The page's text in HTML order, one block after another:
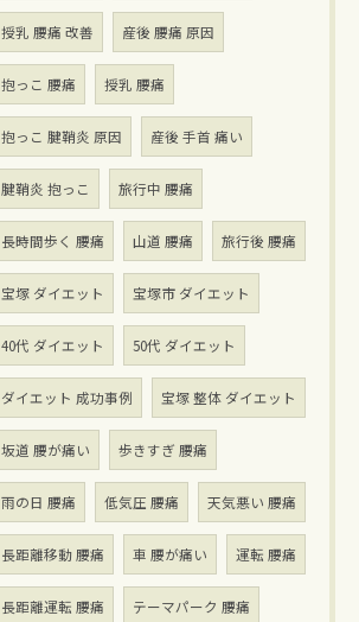
授乳 腰痛 改善 産後 腰痛 原因
抱っこ 腰痛 授乳 腰痛
抱っこ 腱鞘炎 原因 産後 手首 痛い
腱鞘炎 抱っこ 旅行中 腰痛
長時間歩く 腰痛 山道 腰痛 旅行後 腰痛
宝塚 ダイエット 宝塚市 ダイエット
40代 ダイエット 50代 ダイエット
ダイエット 成功事例 宝塚 整体 ダイエット
坂道 腰が痛い 歩きすぎ 腰痛
雨の日 腰痛 低気圧 腰痛 天気悪い 腰痛
長距離移動 腰痛 車 腰が痛い 運転 腰痛
長距離運転 腰痛 テーマパーク 腰痛